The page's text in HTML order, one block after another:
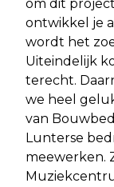
om dit
ontwikkel je
wordt het
Uiteindelijk
terecht.
we heel
van
Lunterse
meewerken.